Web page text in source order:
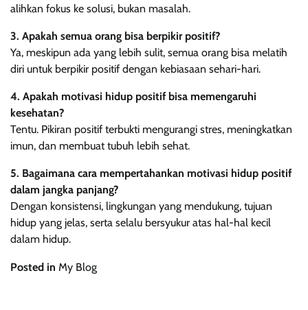
alihkan fokus ke solusi, bukan masalah.
3. Apakah semua orang bisa berpikir positif?
Ya, meskipun ada yang lebih sulit, semua orang bisa melatih
diri untuk berpikir positif dengan kebiasaan sehari-hari.
4. Apakah motivasi hidup positif bisa memengaruhi
kesehatan?
Tentu. Pikiran positif terbukti mengurangi stres, meningkatkan
imun, dan membuat tubuh lebih sehat.
5. Bagaimana cara mempertahankan motivasi hidup positif
dalam jangka panjang?
Dengan konsistensi, lingkungan yang mendukung, tujuan
hidup yang jelas, serta selalu bersyukur atas hal-hal kecil
dalam hidup.
Posted in My Blog